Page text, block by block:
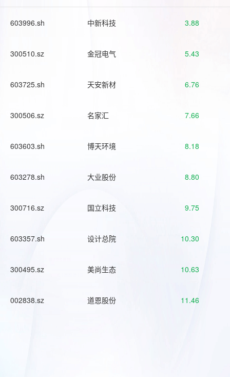
603996.sh 中新科技 3.88
300510.sz 金冠电气 5.43
603725.sh 天安新材 6.76
300506.sz 名家汇 7.66
603603.sh 博天环境 8.18
603278.sh 大业股份 8.80
300716.sz 国立科技 9.75
603357.sh 设计总院 10.30
300495.sz 美尚生态 10.63
002838.sz 道恩股份 11.46